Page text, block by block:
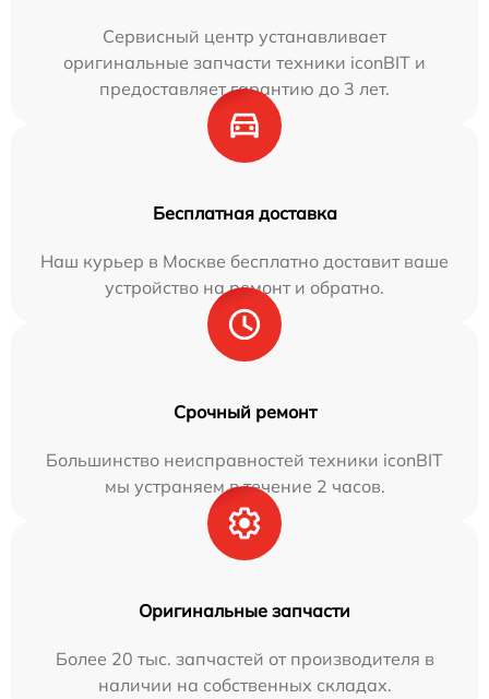
Сервисный центр устанавливает
оригинальные запчасти техники iconBIT и
предоставляет гарантию до 3 лет.
Бесплатная доставка
Наш курьер в Москве бесплатно доставит ваше
устройство на ремонт и обратно.
Срочный ремонт
Большинство неисправностей техники iconBIT
мы устраняем в течение 2 часов.
Оригинальные запчасти
Более 20 тыс. запчастей от производителя в
наличии на собственных складах.